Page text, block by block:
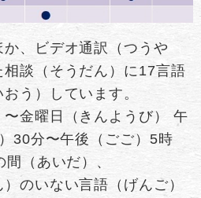
、ビデオ通訳（つうや
相談（そうだん）に17言語
う）しています。
金曜日（きんようび） 午
30分〜午後（ごご）5時
間（あいだ）、
のいない言語（げんご）